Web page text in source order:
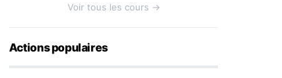
Voir tous les cours →
Actions populaires